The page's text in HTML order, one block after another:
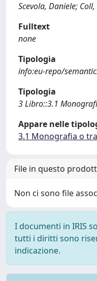
Scevola, Daniele; Coll,
Fulltext
none
Tipologia
info:eu-repo/
Tipologia
3 Libro::3.1
Appare nelle
3.1 Monografia o
File in questo
Non ci sono file
I documenti in IRIS
tutti i diritti sono
indicazione.